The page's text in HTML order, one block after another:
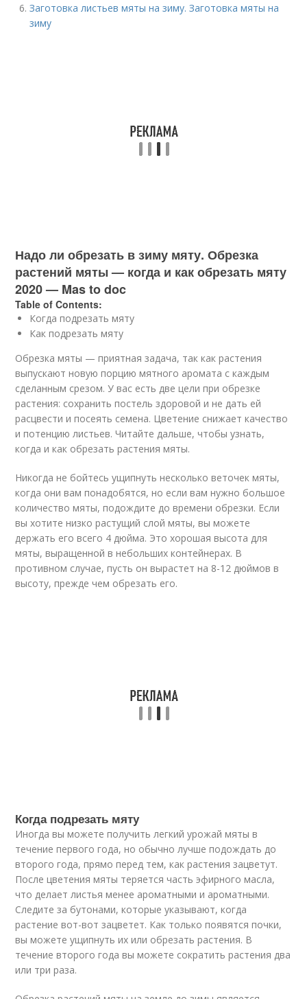
Заготовка листьев мяты на зиму. Заготовка мяты на
зиму
Надо ли обрезать в зиму мяту. Обрезка
растений мяты — когда и как обрезать мяту
2020 — Mas to doc
Table of Contents:
Когда подрезать мяту
Как подрезать мяту
Обрезка мяты — приятная задача, так как растения
выпускают новую порцию мятного аромата с каждым
сделанным срезом. У вас есть две цели при обрезке
растения: сохранить постель здоровой и не дать ей
расцвести и посеять семена. Цветение снижает качество
и потенцию листьев. Читайте дальше, чтобы узнать,
когда и как обрезать растения мяты.
Никогда не бойтесь ущипнуть несколько веточек мяты,
когда они вам понадобятся, но если вам нужно большое
количество мяты, подождите до времени обрезки. Если
вы хотите низко растущий слой мяты, вы можете
держать его всего 4 дюйма. Это хорошая высота для
мяты, выращенной в небольших контейнерах. В
противном случае, пусть он вырастет на 8-12 дюймов в
высоту, прежде чем обрезать его.
Когда подрезать мяту
Иногда вы можете получить легкий урожай мяты в
течение первого года, но обычно лучше подождать до
второго года, прямо перед тем, как растения зацветут.
После цветения мяты теряется часть эфирного масла,
что делает листья менее ароматными и ароматными.
Следите за бутонами, которые указывают, когда
растение вот-вот зацветет. Как только появятся почки,
вы можете ущипнуть их или обрезать растения. В
течение второго года вы можете сократить растения два
или три раза.